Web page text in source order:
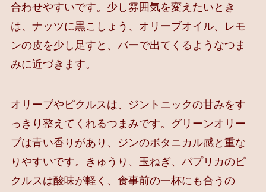
合わせやすいです。少し雰囲気を変えたいとき
は、ナッツに黒こしょう、オリーブオイル、レモ
ンの皮を少し足すと、バーで出てくるようなつま
みに近づきます。
オリーブやピクルスは、ジントニックの甘みをす
っきり整えてくれるつまみです。グリーンオリー
ブは青い香りがあり、ジンのボタニカル感と重な
りやすいです。きゅうり、玉ねぎ、パプリカのピ
クルスは酸味が軽く、食事前の一杯にも合うの